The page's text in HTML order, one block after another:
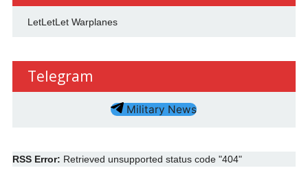
LetLetLet Warplanes
Telegram
Military News
RSS Error: Retrieved unsupported status code "404"